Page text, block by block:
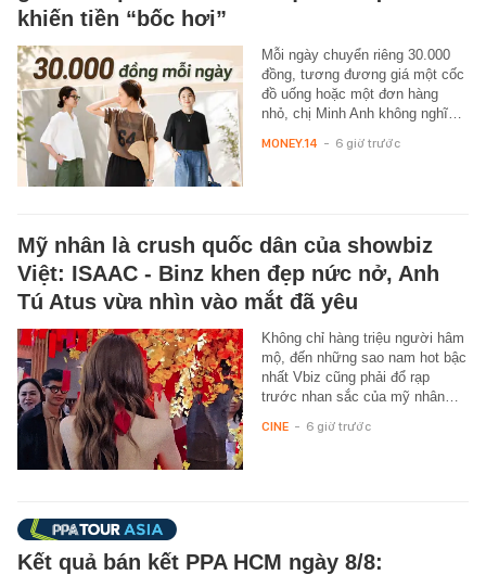
khiến tiền “bốc hơi”
Mỗi ngày chuyển riêng 30.000
đồng, tương đương giá một cốc
đồ uống hoặc một đơn hàng
nhỏ, chị Minh Anh không nghĩ…
MONEY.14 - 6 giờ trước
Mỹ nhân là crush quốc dân của showbiz
Việt: ISAAC - Binz khen đẹp nức nở, Anh
Tú Atus vừa nhìn vào mắt đã yêu
Không chỉ hàng triệu người hâm
mộ, đến những sao nam hot bậc
nhất Vbiz cũng phải đổ rạp
trước nhan sắc của mỹ nhân…
CINE - 6 giờ trước
Kết quả bán kết PPA HCM ngày 8/8: